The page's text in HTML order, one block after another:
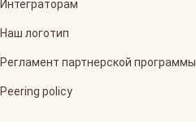
Интеграторам
Наш логотип
Регламент партнерской программы
Peering policy